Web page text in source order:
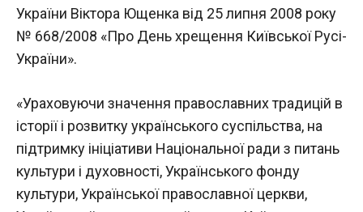
України Віктора Ющенка від 25 липня 2008 року
№ 668/2008 «Про День хрещення Київської Русі-
України».
«Ураховуючи значення православних традицій в
історії і розвитку українського суспільства, на
підтримку ініціативи Національної ради з питань
культури і духовності, Українського фонду
культури, Української православної церкви,